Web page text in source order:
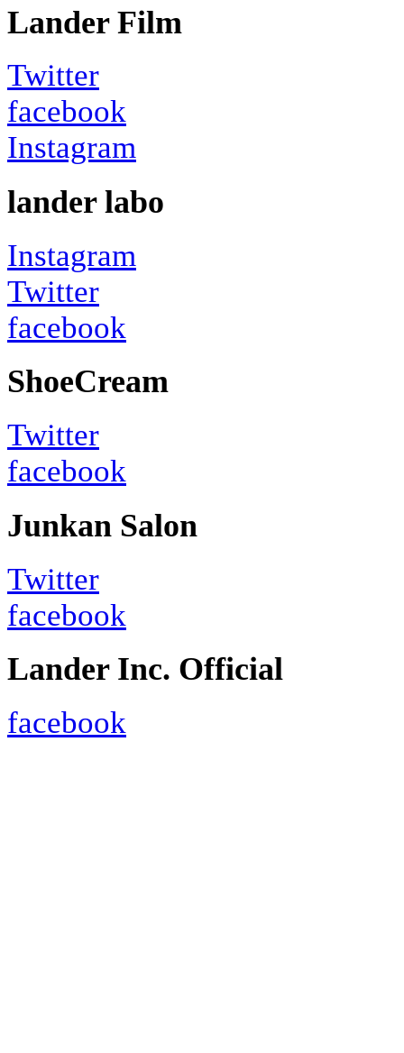
Lander Film
Twitter
facebook
Instagram
lander labo
Instagram
Twitter
facebook
ShoeCream
Twitter
facebook
Junkan Salon
Twitter
facebook
Lander Inc. Official
facebook